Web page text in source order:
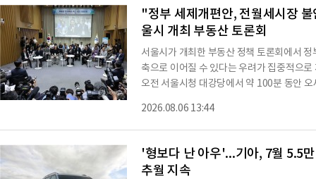
삼전닉스를 비롯한 대형주들의 약세 영향
25
"정부 세제개편안, 전월세시장
울시 개최 부동산 토론회
서울시가 개최한 부동산 정책 토론회에서
축으로 이어질 수 있다는 우려가 집중적으
오전 서울시청 대강당에서 약 100분 동안
전문가 등 50여명이 참석했다.토론회에서
에 대한 평가와 주택 시장에 미치는 영향,
고가 주택과 다주택자를 겨냥한 정책이라
2026.08.06 13:44
'형보다 난 아우'...기아, 7월 5.5만
추월 지속